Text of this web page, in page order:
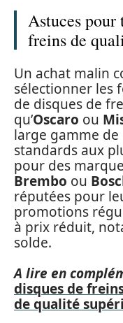
Astuces pour
freins de
Un achat malin
sélectionner les
de disques de
qu’Oscaro ou
large gamme
standards aux
pour des
Brembo ou
réputées pour
promotions
à prix réduit,
solde.
A lire en
disques de
de qualité